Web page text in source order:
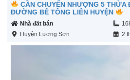
CẦN CHUYỂN NHƯỢNG 5 THỬA
ĐƯỜNG BÊ TÔNG LIÊN HUYỆN
Nhà đất bán
Huyện Lương Sơn 2